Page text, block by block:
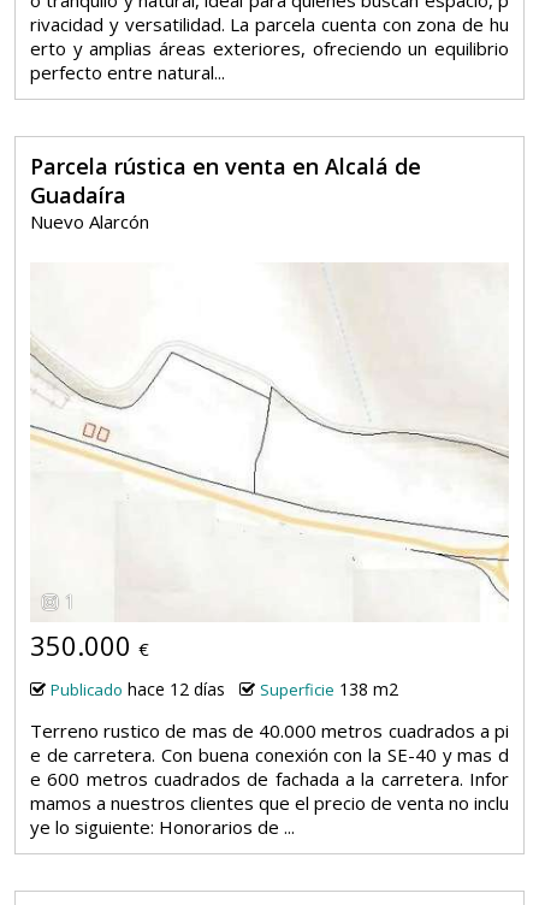
rivacidad y versatilidad. La parcela cuenta con zona de hu
erto y amplias áreas exteriores, ofreciendo un equilibrio
perfecto entre natural...
Parcela rústica en venta en Alcalá de
Guadaíra
Nuevo Alarcón
1
350.000 €
Publicado hace 12 días Superficie 138 m2
Terreno rustico de mas de 40.000 metros cuadrados a pi
e de carretera. Con buena conexión con la SE-40 y mas d
e 600 metros cuadrados de fachada a la carretera. Infor
mamos a nuestros clientes que el precio de venta no inclu
ye lo siguiente: Honorarios de ...